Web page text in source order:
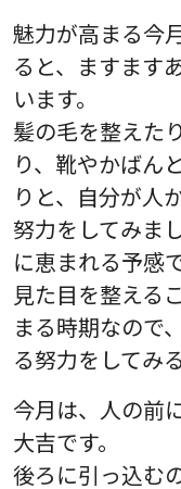
魅力が高まる今
ると、ますます
います。
髪の毛を整えた
り、靴やかばん
りと、自分が人
努力をしてみま
に恵まれる予感で
見た目を整える
まる時期なので
る努力をしてみ
今月は、人の前
大吉です。
後ろに引っ込む